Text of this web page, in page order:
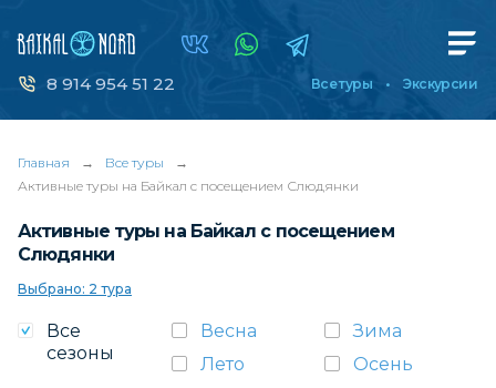
8 914 954 51 22 Все туры Экскурсии
Главная → Все туры
→
Активные туры на Байкал с посещением Слюдянки
Активные туры на Байкал с посещением
Слюдянки
Выбрано: 2 тура
Все
сезоны
Весна
Зима
Лето
Осень